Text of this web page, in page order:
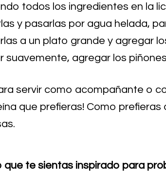
todos los ingredientes en la
y pasarlas por agua helada,
a un plato grande y agregar
suavemente, agregar los
servir como acompañante o
que prefieras! Como
que te sientas inspirado para